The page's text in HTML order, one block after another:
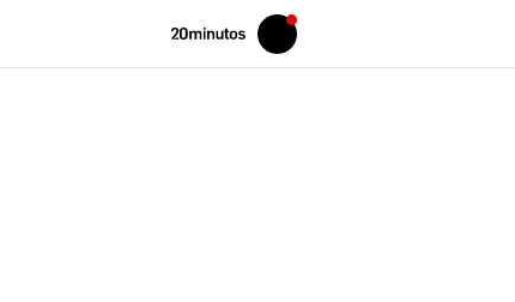
Volver
Iniciar
sesión